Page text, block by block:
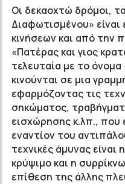
Οι δεκαοχτώ δρόμοι,
Διαφωτισμένου»
κινήσεων και από την
«Πατέρας και γιος
τελευταία με το
κινούνται σε μια
εφαρμόζοντας τις
σηκώματος,
εισχώρησης κ.λπ., που
εναντίον του
τεχνικές άμυνας
κρύψιμο και η
επίθεση της άλλης